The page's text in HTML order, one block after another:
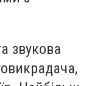
звукова